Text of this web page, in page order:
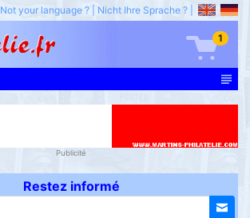
Not your language ? Nicht Ihre Sprache ?
1
Publicité
Restez informé